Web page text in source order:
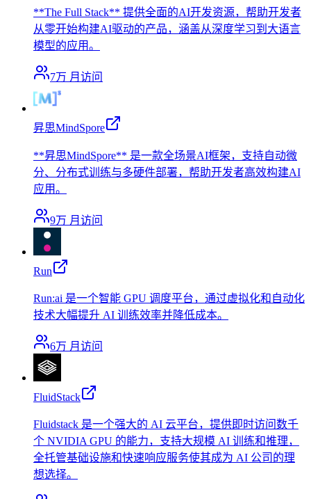
**The Full Stack** 提供全面的AI开发资源，帮助开发者
从零开始构建AI驱动的产品，涵盖从深度学习到大语言
模型的应用。
7万 月访问
昇思MindSpore
**昇思MindSpore** 是一款全场景AI框架，支持自动微
分、分布式训练与多硬件部署，帮助开发者高效构建AI
应用。
9万 月访问
Run
Run:ai 是一个智能 GPU 调度平台，通过虚拟化和自动化
技术大幅提升 AI 训练效率并降低成本。
6万 月访问
FluidStack
Fluidstack 是一个强大的 AI 云平台，提供即时访问数千
个 NVIDIA GPU 的能力，支持大规模 AI 训练和推理，
全托管基础设施和快速响应服务使其成为 AI 公司的理
想选择。